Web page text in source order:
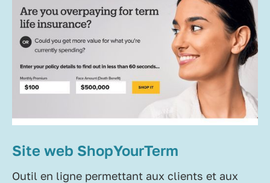
Site web ShopYourTerm
Outil en ligne permettant aux clients et aux